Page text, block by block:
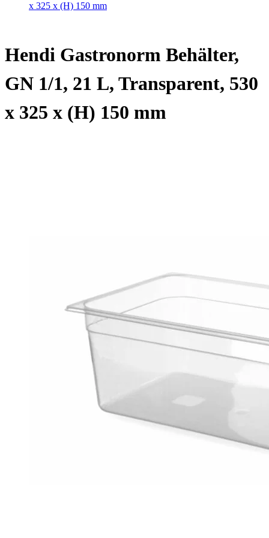
x 325 x (H) 150 mm
Hendi Gastronorm Behälter,
GN 1/1, 21 L, Transparent, 530
x 325 x (H) 150 mm